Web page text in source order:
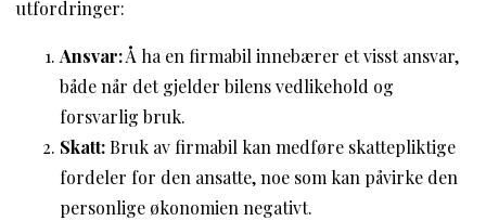
utfordringer:
Ansvar:Å ha en firmabil innebærer et visst ansvar,
både når det gjelder bilens vedlikehold og
forsvarlig bruk.
Skatt:Bruk av firmabil kan medføre skattepliktige
fordeler for den ansatte, noe som kan påvirke den
personlige økonomien negativt.